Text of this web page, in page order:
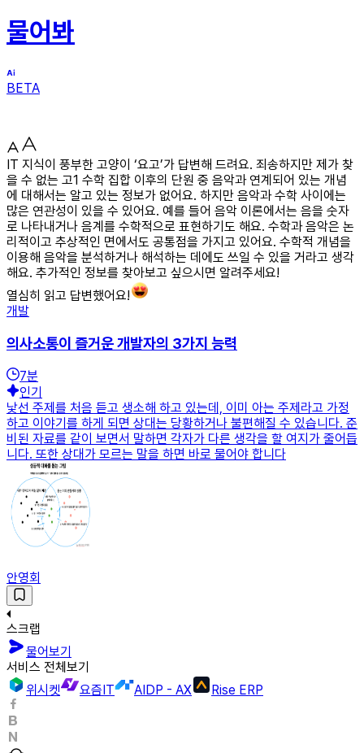
물어봐
BETA
IT 지식이 풍부한 고양이 ‘요고’가 답변해 드려요. 죄송하지만 제가 찾
을 수 없는 고1 수학 집합 이후의 단원 중 음악과 연계되어 있는 개념
에 대해서는 알고 있는 정보가 없어요. 하지만 음악과 수학 사이에는
많은 연관성이 있을 수 있어요. 예를 들어 음악 이론에서는 음을 숫자
로 나타내거나 음계를 수학적으로 표현하기도 해요. 수학과 음악은 논
리적이고 추상적인 면에서도 공통점을 가지고 있어요. 수학적 개념을
이용해 음악을 분석하거나 해석하는 데에도 쓰일 수 있을 거라고 생각
해요. 추가적인 정보를 찾아보고 싶으시면 알려주세요!
열심히 읽고 답변했어요!
개발
의사소통이 즐거운 개발자의 3가지 능력
7분
인기
낯선 주제를 처음 듣고 생소해 하고 있는데, 이미 아는 주제라고 가정
하고 이야기를 하게 되면 상대는 당황하거나 불편해질 수 있습니다. 준
비된 자료를 같이 보면서 말하면 각자가 다른 생각을 할 여지가 줄어듭
니다. 또한 상대가 모르는 말을 하면 바로 물어야 합니다
안영회
스크랩
물어보기
서비스 전체보기
위시켓
요즘IT AIDP - AX Rise ERP